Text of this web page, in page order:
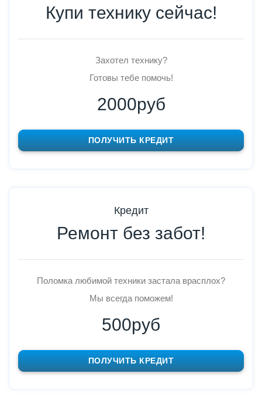
Купи технику сейчас!
Захотел технику?
Готовы тебе помочь!
2000руб
ПОЛУЧИТЬ КРЕДИТ
Кредит
Ремонт без забот!
Поломка любимой техники застала врасплох?
Мы всегда поможем!
500руб
ПОЛУЧИТЬ КРЕДИТ